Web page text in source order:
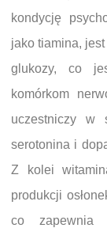
kondycję
jako tiamina,
glukozy, co
komórkom
uczestniczy w
serotonina i
Z kolei
produkcji
co zapewnia